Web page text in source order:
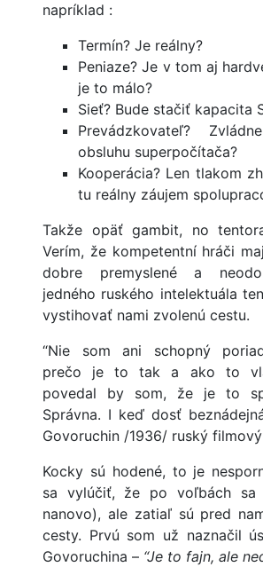
napríklad :
Termín? Je reálny?
Peniaze? Je v tom aj
je to málo?
Sieť? Bude stačiť kapacita
Prevádzkovateľ?
obsluhu superpočítača?
Kooperácia? Len tlakom
tu reálny záujem
Takže opäť gambit, no
Verím, že kompetentní hráči
dobre premyslené a
jedného ruského intelektuála
vystihovať nami zvolenú cestu.
“Nie som ani schopný
prečo je to tak a ako to
povedal by som, že je to
Správna. I keď dosť
Govoruchin /1936/ ruský
Kocky sú hodené, to je
sa vylúčiť, že po voľbách sa
nanovo), ale zatiaľ sú pred
cesty. Prvú som už naznačil
Govoruchina – “Je to fajn, ale